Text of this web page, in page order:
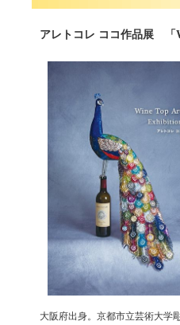
アレトコレ ココ作品展 「
大阪府出身。京都市立芸術大学